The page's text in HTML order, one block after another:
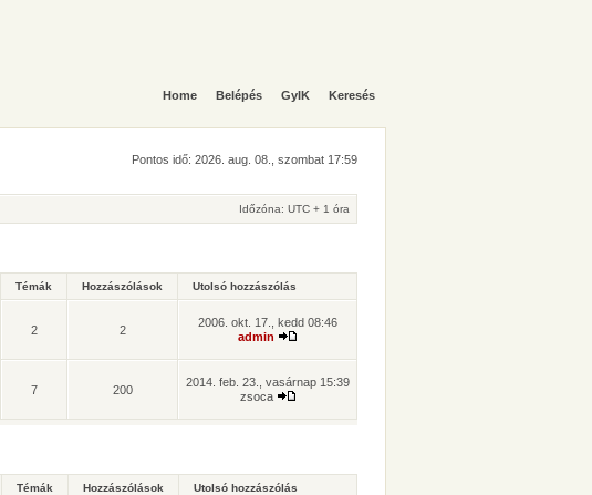
Home Belépés GyIK Keresés
Pontos idő: 2026. aug. 08., szombat 17:59
Időzóna: UTC + 1 óra
Témák Hozzászólások Utolsó hozzászólás
2 2
2006. okt. 17., kedd 08:46
admin
7 200
2014. feb. 23., vasárnap 15:39
zsoca
Témák Hozzászólások Utolsó hozzászólás